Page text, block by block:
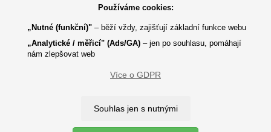
Online
Youtube SONS
K jakémukoliv užití textů a obrázků uvedených na tomto serveru je
Copyright © 2012 - 2026 SONS ČR, z. s.
Používáme cookies:
„Nutné (funkční)" – běží vždy, zajišťují základní funkce webu
„Analytické / měřicí" (Ads/GA) – jen po souhlasu, pomáhají
nám zlepšovat web
Více o GDPR
Souhlas jen s nutnými